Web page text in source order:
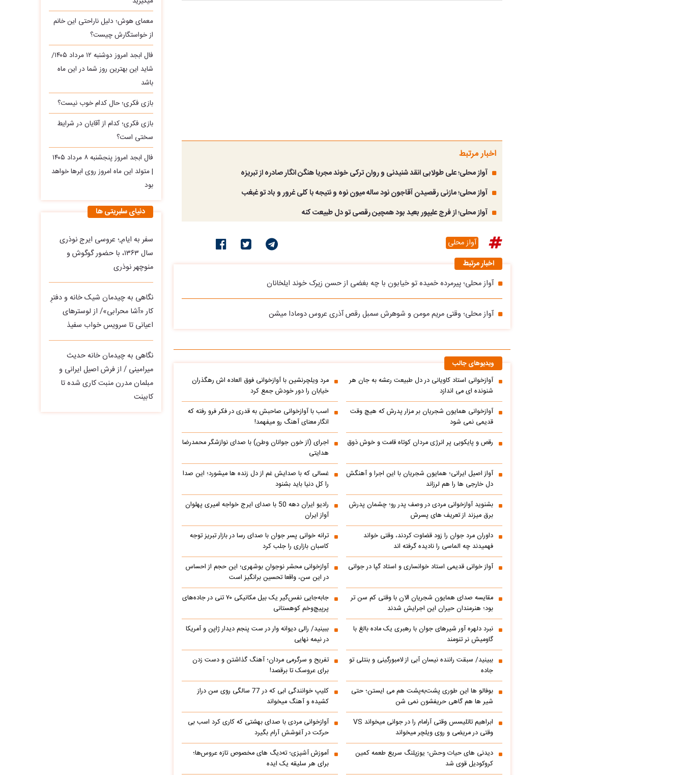
اخبار مرتبط
آواز محلی؛ علی طولابی انقد شنیدنی و روان ترکی خوند مجریا هنگن انگار صادره از تبریزه
آواز محلی؛ مازنی رقصیدن آقاجون نود ساله میون نوه و نتیجه با کلی غرور و باد تو غبغب
آواز محلی؛ از فرج علیپور بعید بود همچین رقصی تو دل طبیعت کنه
آواز محلی
اخبار مرتبط
آواز محلی؛ پیرمرده خمیده تو خیابون با چه بغضی از حسن زیرک خوند ایلخانان
آواز محلی؛ وقتی مریم مومن و شوهرش سمبل رقص آذری عروس دومادا میشن
ویدیوهای جالب
آوازخوانی استاد کاویانی در دل طبیعت رعشه به جان هر
شنونده ای می اندازد
مرد ویلچرنشین با آوازخوانی فوق العاده اش رهگذران
خیابان را دور خودش جمع کرد
آوازخوانی همایون شجریان بر مزار پدرش که هیچ وقت
قدیمی نمی شود
اسب با آوازخوانی صاحبش به قدری در فکر فرو رفته که
انگار معنای آهنگ رو میفهمد!
رقص و پایکوبی پر انرژی مردان کوتاه قامت و خوش ذوق
اجرای (از خون جوانان وطن) با صدای نوازشگر محمدرضا
هدایتی
آواز اصیل ایرانی؛ همایون شجریان با این اجرا و آهنگش
دل خارجی ها را هم لرزاند
غسالی که با صدایش غم از دل زنده ها میشورد؛ این صدا
را کل دنیا باید بشنود
بشنوید آوازخوانی مردی در وصف پدر رو؛ چشمان پدرش
برق میزند از تعریف های پسرش
رادیو ایران دهه 50 با صدای ایرج خواجه امیری پهلوان
آواز ایران
داوران مرد جوان را زود قضاوت کردند، وقتی خواند
فهمیدند چه الماسی را نادیده گرفته اند
ترانه خوانی پسر جوان با صدای رسا در بازار تبریز توجه
کاسبان بازاری را جلب کرد
آواز خوانی قدیمی استاد خوانساری و استاد گپا در جوانی
آوازخوانی محشر نوجوان بوشهری؛ این حجم از احساس
در این سن، واقعا تحسین‌ برانگیز است
مقایسه صدای همایون شجریان الان با وقتی کم سن تر
بود؛ هنرمندان حیران این اجرایش شدند
جابه‌جایی نفس‌گیر یک بیل مکانیکی ۷۰ تنی در جاده‌های
پرپیچ‌وخم کوهستانی
نبرد دلهره آور شیرهای جوان با رهبری یک ماده بالغ با
گاومیش نر تنومند
ببینید/ رالی دیوانه وار در ست پنجم دیدار ژاپن و آمریکا
در نیمه نهایی
ببینید/ سبقت راننده نیسان آبی از لامبورگینی و بنتلی تو
جاده
تفریح و سرگرمی مردان؛ آهنگ گذاشتن و دست زدن
برای عروسک تا برقصد!
بوفالو ها این‌ طوری پشت‌به‌پشت هم می‌ ایستن؛ حتی
شیر ها هم گاهی حریفشون نمی‌ شن
کلیپ خوانندگی ابی که در 77 سالگی روی سن دراز
کشیده و آهنگ میخواند
ابراهیم تاتلیسس وقتی آرامام را در جوانی میخواند VS
وقتی در مریضی و روی ویلچر میخواند
آوازخوانی مردی با صدای بهشتی که کاری کرد اسب بی
حرکت در آغوشش آرام بگیرد
دیدنی های حیات وحش؛ یوزپلنگ سریع طعمه کمین
کروکودیل قوی شد
آموزش آشپزی؛ ته‌دیگ‌ های مخصوص تازه‌ عروس‌ها؛
برای هر سلیقه یک ایده
معمای هوش؛ دلیل ناراحتی این خانم
از خواستگارش چیست؟
فال ابجد امروز دوشنبه ۱۲ مرداد ۱۴۰۵/
شاید این بهترین روز شما در این ماه
باشد
بازی فکری؛ حال کدام خوب نیست؟
بازی فکری؛ کدام از آقایان در شرایط
سختی است؟
فال ابجد امروز پنجشنبه ۸ مرداد ۱۴۰۵
| متولد این ماه امروز روی ابرها خواهد
بود
دنیای سلبریتی ها
سفر به ایام,؛ عروسی ایرج نوذری
سال ۱۳۶۳، با حضور گوگوش و
منوچهر نوذری
نگاهی به چیدمان شیک خانه و دفترِ
کار «آشا محرابی»/ از لوسترهای
اعیانی تا سرویس خواب سفیذ
نگاهی به چیدمان خانه حدیث
میرامینی / از فرش اصیل ایرانی و
مبلمان مدرن منبت‌ کاری‌ شده تا
کابینت